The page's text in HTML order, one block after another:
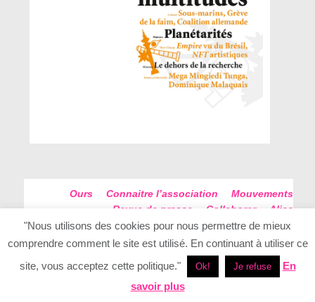
Ours Connaitre l’association
Mouvements
Revue de presse
Collaborer
Alice
Futur Antérieur
Plan du site
Conception - Realisation Elan Creatif
"Nous utilisons des cookies pour nous permettre de mieux
comprendre comment le site est utilisé. En continuant à utiliser ce
site, vous acceptez cette politique."
Ok! Je refuse
En
savoir plus